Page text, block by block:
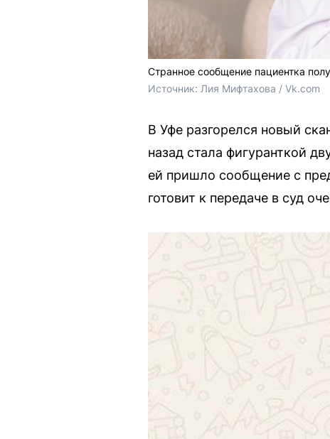
Странное сообщение пациентка
Источник: Лия Мифтахова / Vk.com
В Уфе разгорелся новый
назад стала фигуранткой
ей пришло сообщение с
готовит к передаче в суд